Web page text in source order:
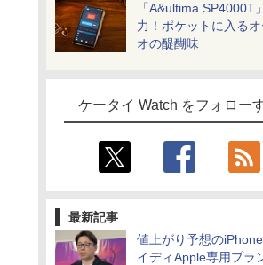
「A&ultima SP4000T
力！ポケットに入るオ
オの醍醐味
ケータイ Watch をフォロー
最新記事
値上がり予想の
イディApple専用プラ